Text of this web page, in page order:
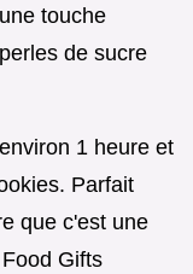
touche
de sucre
1 heure et
Parfait
que c'est une
Gifts